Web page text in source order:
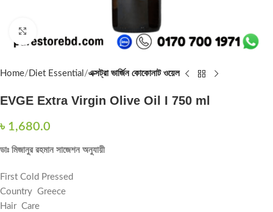
Home Diet Essential এক্সট্রা ভার্জিন কোকোনাট ওয়েল
EVGE Extra Virgin Olive Oil I 750 ml
৳ 1,680.0
ডাঃ মিজানুর রহমান সাজেশন অনুযায়ী
First Cold Pressed
Country Greece
Hair Care